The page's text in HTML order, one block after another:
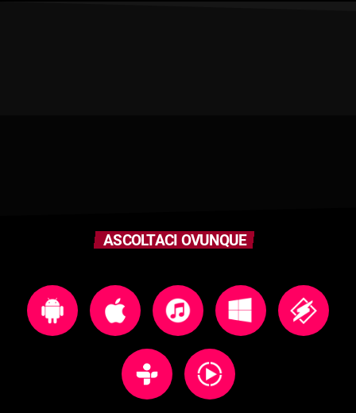
ASCOLTACI OVUNQUE